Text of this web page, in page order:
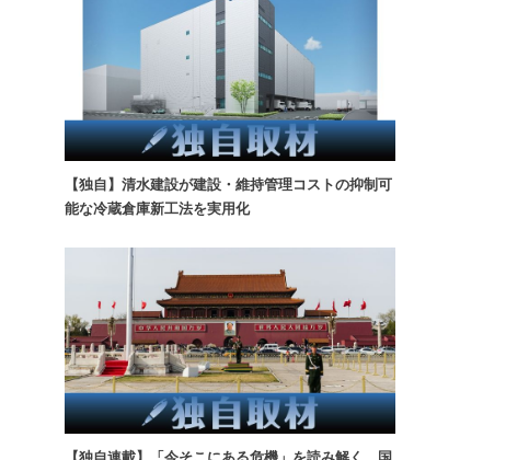
【独自】清水建設が建設・維持管理コストの抑制可
能な冷蔵倉庫新工法を実用化
【独自連載】「今そこにある危機」を読み解く 国